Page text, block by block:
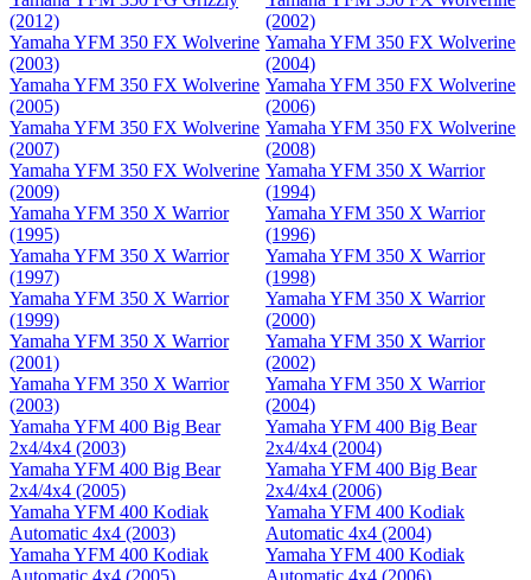
(2012)
(2002)
Yamaha YFM 350 FX Wolverine
(2003)
Yamaha YFM 350 FX Wolverine
(2004)
Yamaha YFM 350 FX Wolverine
(2005)
Yamaha YFM 350 FX Wolverine
(2006)
Yamaha YFM 350 FX Wolverine
(2007)
Yamaha YFM 350 FX Wolverine
(2008)
Yamaha YFM 350 FX Wolverine
(2009)
Yamaha YFM 350 X Warrior
(1994)
Yamaha YFM 350 X Warrior
(1995)
Yamaha YFM 350 X Warrior
(1996)
Yamaha YFM 350 X Warrior
(1997)
Yamaha YFM 350 X Warrior
(1998)
Yamaha YFM 350 X Warrior
(1999)
Yamaha YFM 350 X Warrior
(2000)
Yamaha YFM 350 X Warrior
(2001)
Yamaha YFM 350 X Warrior
(2002)
Yamaha YFM 350 X Warrior
(2003)
Yamaha YFM 350 X Warrior
(2004)
Yamaha YFM 400 Big Bear
2x4/4x4 (2003)
Yamaha YFM 400 Big Bear
2x4/4x4 (2004)
Yamaha YFM 400 Big Bear
2x4/4x4 (2005)
Yamaha YFM 400 Big Bear
2x4/4x4 (2006)
Yamaha YFM 400 Kodiak
Automatic 4x4 (2003)
Yamaha YFM 400 Kodiak
Automatic 4x4 (2004)
Yamaha YFM 400 Kodiak
Yamaha YFM 400 Kodiak